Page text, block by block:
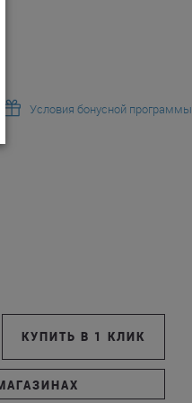
Условия бонусной программы
КУПИТЬ В 1 КЛИК